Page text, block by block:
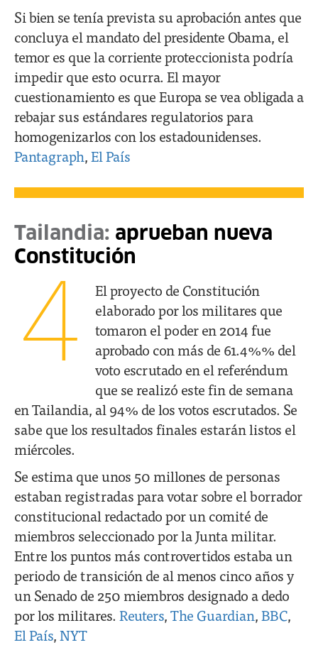
Si bien se tenía prevista su aprobación antes que
concluya el mandato del presidente Obama, el
temor es que la corriente proteccionista podría
impedir que esto ocurra. El mayor
cuestionamiento es que Europa se vea obligada a
rebajar sus estándares regulatorios para
homogenizarlos con los estadounidenses.
Pantagraph,El País
Tailandia: aprueban nueva
Constitución
4
El proyecto de Constitución
elaborado por los militares que
tomaron el poder en 2014 fue
aprobado con más de 61.4%% del
voto escrutado en el referéndum
que se realizó este fin de semana
en Tailandia, al 94% de los votos escrutados. Se
sabe que los resultados finales estarán listos el
miércoles.
Se estima que unos 50 millones de personas
estaban registradas para votar sobre el borrador
constitucional redactado por un comité de
miembros seleccionado por la Junta militar.
Entre los puntos más controvertidos estaba un
periodo de transición de al menos cinco años y
un Senado de 250 miembros designado a dedo
por los militares. Reuters,The Guardian, BBC,
El País,NYT